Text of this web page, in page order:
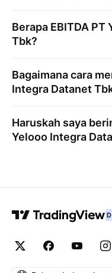
Berapa EBITDA PT
Tbk?
Bagaimana cara
Integra Datanet
Haruskah saya
Yelooo Integra